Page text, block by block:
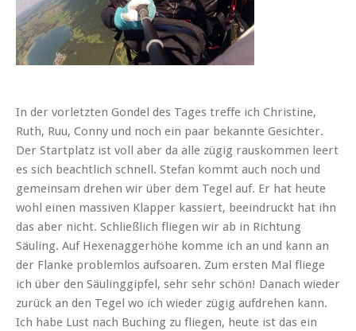
In der vorletzten Gondel des Tages treffe ich Christine,
Ruth, Ruu, Conny und noch ein paar bekannte Gesichter.
Der Startplatz ist voll aber da alle zügig rauskommen leert
es sich beachtlich schnell. Stefan kommt auch noch und
gemeinsam drehen wir über dem Tegel auf. Er hat heute
wohl einen massiven Klapper kassiert, beeindruckt hat ihn
das aber nicht. Schließlich fliegen wir ab in Richtung
Säuling. Auf Hexenaggerhöhe komme ich an und kann an
der Flanke problemlos aufsoaren. Zum ersten Mal fliege
ich über den Säulinggipfel, sehr sehr schön! Danach wieder
zurück an den Tegel wo ich wieder zügig aufdrehen kann.
Ich habe Lust nach Buching zu fliegen, heute ist das ein